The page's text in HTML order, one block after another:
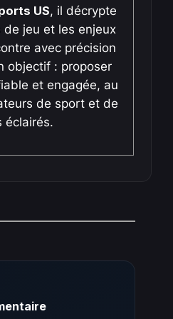
US, il décrypte
de jeu et les enjeux
avec précision
objectif : proposer
et engagée, au
de sport et de
éclairés.